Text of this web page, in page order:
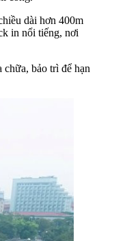
dài hơn 400m
in nổi tiếng, nơi
bảo trì để hạn